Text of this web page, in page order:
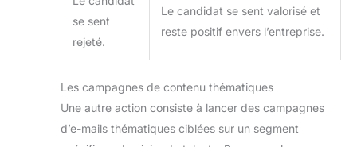
se sent
rejeté.
Le candidat se sent valorisé et
reste positif envers l’entreprise.
Les campagnes de contenu thématiques
Une autre action consiste à lancer des campagnes
d’e-mails thématiques ciblées sur un segment